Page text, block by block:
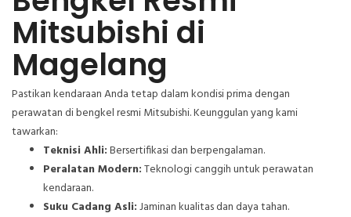
Mitsubishi di
Magelang
Pastikan kendaraan Anda tetap dalam kondisi prima dengan
perawatan di bengkel resmi Mitsubishi. Keunggulan yang kami
tawarkan:
Teknisi Ahli:Bersertifikasi dan berpengalaman.
Peralatan Modern:Teknologi canggih untuk perawatan
kendaraan.
Suku Cadang Asli:Jaminan kualitas dan daya tahan.